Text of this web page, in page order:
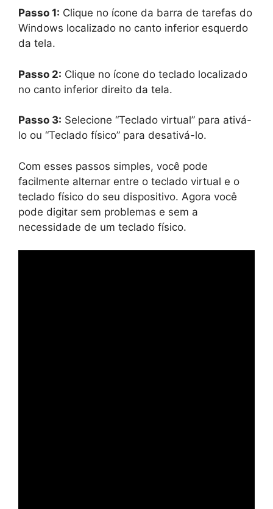
Passo 1: Clique no ícone da barra de tarefas do
Windows localizado no canto inferior esquerdo
da tela.
Passo 2: Clique no ícone do teclado localizado
no canto inferior direito da tela.
Passo 3: Selecione “Teclado virtual” para ativá-
lo ou “Teclado físico” para desativá-lo.
Com esses passos simples, você pode
facilmente alternar entre o teclado virtual e o
teclado físico do seu dispositivo. Agora você
pode digitar sem problemas e sem a
necessidade de um teclado físico.